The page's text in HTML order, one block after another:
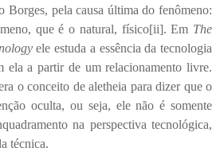
Borges, pela causa última do fenômeno:
que é o natural, físico[ii]. Em The
ele estuda a essência da tecnologia
ela a partir de um relacionamento livre.
o conceito de aletheia para dizer que o
oculta, ou seja, ele não é somente
na perspectiva tecnológica,
técnica.